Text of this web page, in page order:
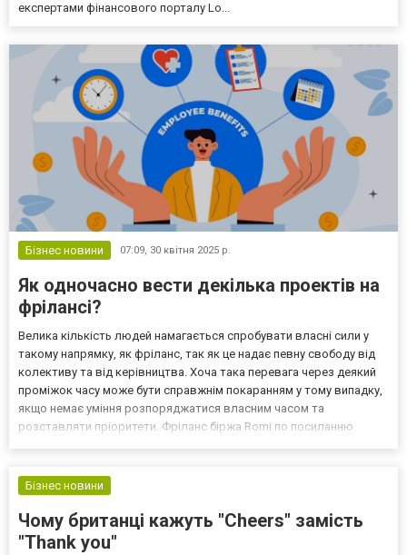
експертами фінансового порталу Lo...
Бізнес новини 07:09, 30 квітня 2025 р.
Як одночасно вести декілька проектів на
фрілансі?
Велика кількість людей намагається спробувати власні сили у
такому напрямку, як фріланс, так як це надає певну свободу від
колективу та від керівництва. Хоча така перевага через деякий
проміжок часу може бути справжнім покаранням у тому випадку,
якщо немає уміння розпоряджатися власним часом та
розставляти пріоритети. Фріланс біржа Romi по посиланню
Бізнес новини
Чому британці кажуть "Cheers" замість
"Thank you"